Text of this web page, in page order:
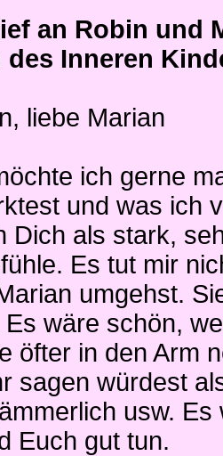
an Robin und
des Inneren
liebe Marian
ich gerne
und was ich
Dich als stark,
Es tut mir
umgehst.
wäre schön,
öfter in den Arm
sagen würdest
usw.
Euch gut tun.